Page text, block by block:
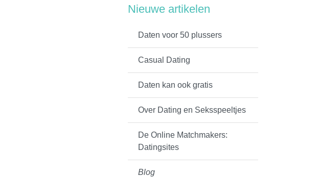
Nieuwe artikelen
Daten voor 50 plussers
Casual Dating
Daten kan ook gratis
Over Dating en Seksspeeltjes
De Online Matchmakers:
Datingsites
Blog